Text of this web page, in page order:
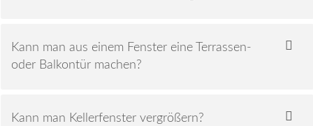
Kann man aus einem Fenster eine Terrassen-
oder Balkontür machen?
Kann man Kellerfenster vergrößern?